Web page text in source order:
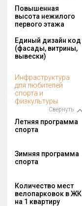
Повышенная
высота нежилого
первого этажа
Единый дизайн код
(фасады, витрины,
вывески)
Инфраструктура
для любителей
спорта и
физкультуры
Свернуть
Летняя программа
спорта
Зимняя программа
спорта
Количество мест
велопарковок в ЖК
на 1 квартиру